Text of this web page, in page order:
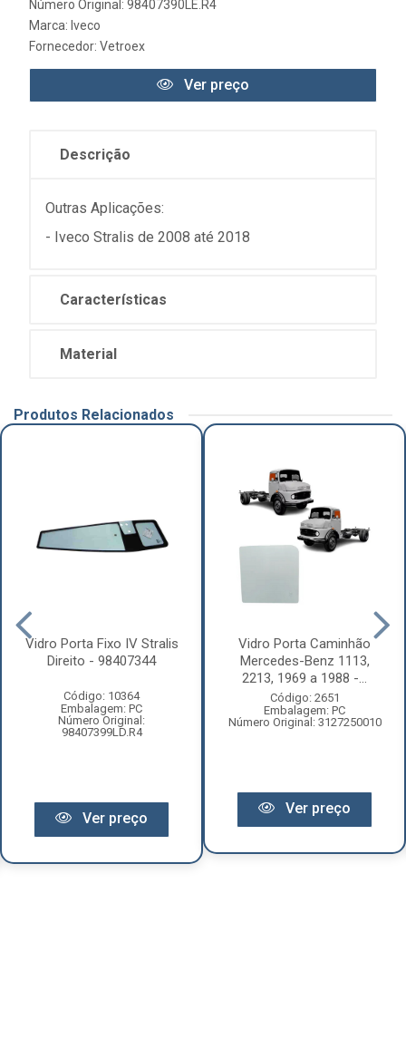
Número Original: 98407390LE.R4
Marca: Iveco
Fornecedor: Vetroex
Ver preço
Descrição
Outras Aplicações:
- Iveco Stralis de 2008 até 2018
Características
Material
Produtos Relacionados
Vidro Porta Fixo IV Stralis
Direito - 98407344
Código: 10364
Embalagem: PC
Número Original:
98407399LD.R4
Ver preço
Vidro Porta Caminhão
Mercedes-Benz 1113,
2213, 1969 a 1988 -...
Código: 2651
Embalagem: PC
Número Original: 3127250010
Ver preço